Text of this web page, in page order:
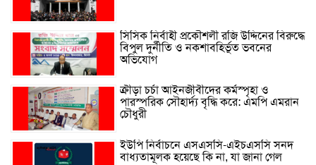
সিসিক নির্বাহী প্রকৌশলী রজি উদ্দিনের বিরুদ্ধে
বিপুল দুর্নীতি ও নকশাবহির্ভূত ভবনের
অভিযোগ
ক্রীড়া চর্চা আইনজীবীদের কর্মস্পৃহা ও
পারস্পরিক সৌহার্দ্য বৃদ্ধি করে: এমপি এমরান
চৌধুরী
ইউপি নির্বাচনে এসএসসি-এইচএসসি সনদ
বাধ্যতামূলক হয়েছে কি না, যা জানা গেল